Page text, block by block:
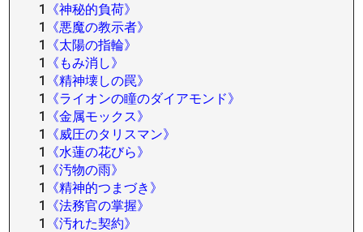
1
《神秘的負荷》
1
《悪魔の教示者》
1
《太陽の指輪》
1
《もみ消し》
1
《精神壊しの罠》
1
《ライオンの瞳のダイアモンド》
1
《金属モックス》
1
《威圧のタリスマン》
1
《水蓮の花びら》
1
《汚物の雨》
1
《精神的つまづき》
1
《法務官の掌握》
1
《汚れた契約》